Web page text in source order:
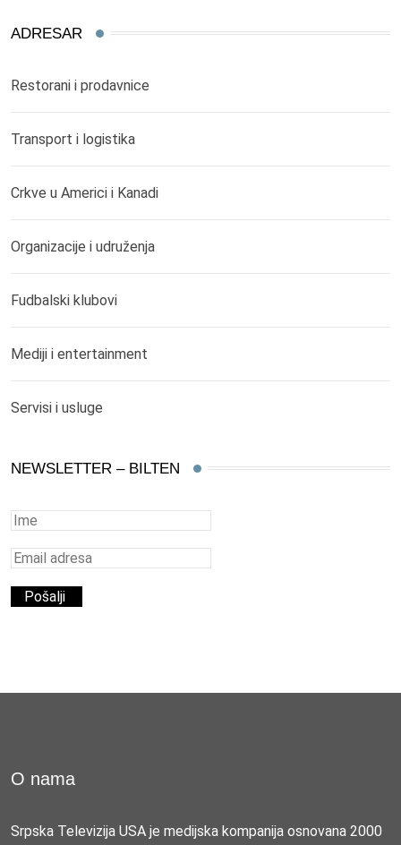
ADRESAR
Restorani i prodavnice
Transport i logistika
Crkve u Americi i Kanadi
Organizacije i udruženja
Fudbalski klubovi
Mediji i entertainment
Servisi i usluge
NEWSLETTER – BILTEN
O nama
Srpska Televizija USA je medijska kompanija osnovana 2000